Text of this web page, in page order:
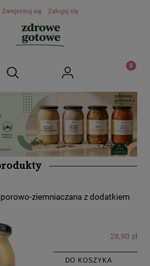
Zarejestruj się Zaloguj się
ziemniaczana z dodatkiem
28,90 zł
DO KOSZYKA